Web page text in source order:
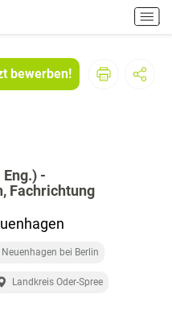
H
a
p
bewerben!
-
Fachrichtung
bei Berlin
Landkreis Oder-Spree